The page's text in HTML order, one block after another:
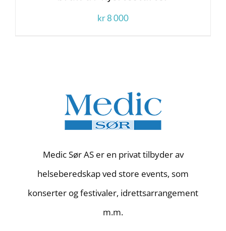
kr8 000
Medic Sør AS er en privat tilbyder av
helseberedskap ved store events, som
konserter og festivaler, idrettsarrangement
m.m.